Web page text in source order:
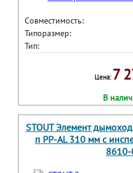
Совместимость:
Типоразмер:
Тип:
Цена: 7
В
STOUT Элемент
п PP-AL 310 мм с